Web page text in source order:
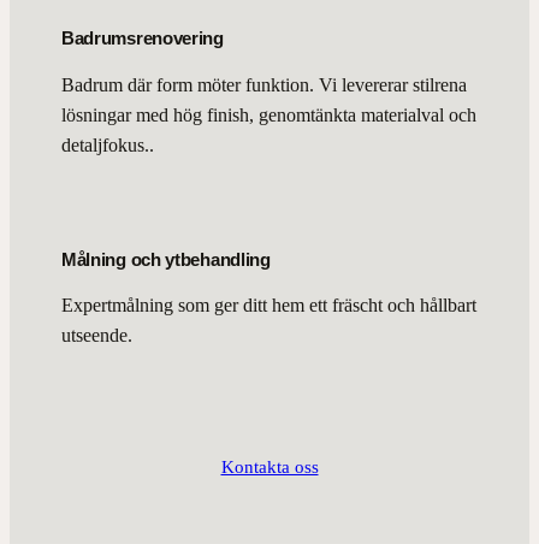
Badrumsrenovering
Badrum där form möter funktion. Vi levererar stilrena
lösningar med hög finish, genomtänkta materialval och
detaljfokus..
Målning och ytbehandling
Expertmålning som ger ditt hem ett fräscht och hållbart
utseende.
Kontakta oss